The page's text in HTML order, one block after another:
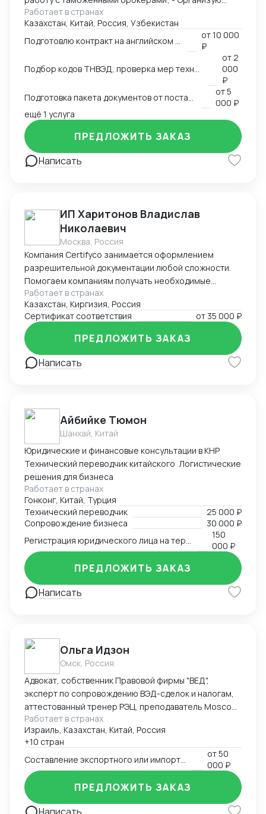
сертификацию и взаимодействие с
аккредитованными органами; - Снижаю расходы за
счёт оптимизации логистики и правильного кода; -
Обеспечиваю юридическую чистоту сделок,
точность инвойсов, упаковочных листов, контрактов.
Работает в странах
Казахстан, Китай, Россия, Узбекистан
от10 000
₽
Подбор кодов ТНВЭД, проверка мер технического регулирования, запретов и ограничений
от2
000
₽
от5
000 ₽
ещё 1 услуга
Написать
ПРЕДЛОЖИТЬ ЗАКАЗ
ИП Харитонов Владислав
Николаевич
Москва, Россия
Компания Certifyco занимается оформлением
разрешительной документации любой сложности.
Помогаем компаниям получать необходимые
документы для импорта, экспорта, реализации
продукции. Решаем самые сложные задачи.
Работает в странах
Казахстан, Киргизия, Россия
Сертификат соответствия
от 35 000 ₽
Написать
ПРЕДЛОЖИТЬ ЗАКАЗ
Айбийке Тюмон
Шанхай, Китай
Юридические и финансовые консультации в КНР
Технический переводчик китайского Логистические
решения для бизнеса
Работает в странах
Гонконг, Китай, Турция
Технический переводчик
25 000 ₽
Сопровождение бизнеса
30 000 ₽
150
000 ₽
Написать
ПРЕДЛОЖИТЬ ЗАКАЗ
Ольга Идзон
Омск, Россия
Адвокат, собственник Правовой фирмы "ВЕД",
эксперт по сопровождению ВЭД-сделок и налогам,
аттестованный тренер РЭЦ, преподаватель Moscow
Digital School. Неоднократно признана одним из
лучших юристов по ВЭД рейтингом юристов России
Право.ру-300, Коммерсантъ. Деятельность фирмы
"ВЕД" по направлению ВЭД отмечена Forbes Legal.
Работает в странах
Израиль, Казахстан, Китай, Россия
+10 стран
от50
000 ₽
ПРЕДЛОЖИТЬ ЗАКАЗ